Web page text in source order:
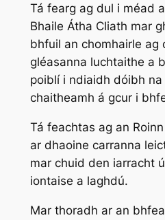
Tá fearg ag dul i méad
Bhaile Átha Cliath mar
bhfuil an chomhairle ag
gléasanna luchtaithe a
poiblí i ndiaidh dóibh
chaitheamh á gcur i
Tá feachtas ag an
ar dhaoine carranna
mar chuid den iarracht
iontaise a laghdú.
Mar thoradh ar an